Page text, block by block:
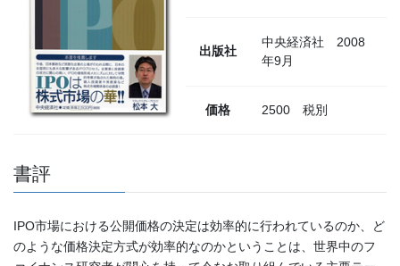
出版社
中央経済社 2008
年9月
価格 2500 税別
書評
IPO市場における公開価格の決定は効率的に行われているのか、ど
のような価格決定方式が効率的なのかということは、世界中のフ